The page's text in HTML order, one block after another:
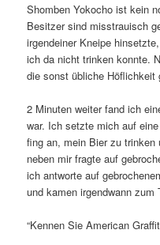
Shomben Yokocho ist kein
Besitzer sind misstrauisch
irgendeiner Kneipe
ich da nicht trinken konnte.
die sonst übliche Höflichkeit
2 Minuten weiter fand ich
war. Ich setzte mich auf
fing an, mein Bier zu trinken
neben mir fragte auf
ich antworte auf
und kamen irgendwann zum
“Kennen Sie American